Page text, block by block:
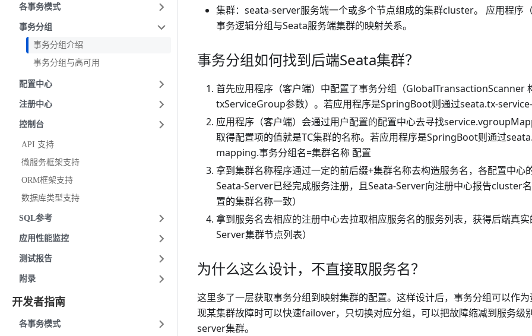
各事务模式
事务分组
事务分组介绍
事务分组与高可用
配置中心
注册中心
控制台
API 支持
微服务框架支持
ORM框架支持
数据库类型支持
SQL参考
应用性能监控
测试报告
附录
开发者指南
各事务模式
集群：seata-server服务端一个或多个节点组成的集群cluster。 应用程序
事务逻辑分组与Seata服务端集群的映射关系。
事务分组如何找到后端Seata集群？
首先应用程序（客户端）中配置了事务分组（GlobalTransactionScanner
txServiceGroup参数）。若应用程序是SpringBoot则通过seata.tx-
应用程序（客户端）会通过用户配置的配置中心去寻找
取得配置项的值就是TC集群的名称。若应用程序是SpringBoot则通过
mapping.事务分组名=集群名称 配置
拿到集群名称程序通过一定的前后缀+集群名称去构造服务名，各配置中心
Seata-Server已经完成服务注册，且Seata-Server向注册中心报告cluster
置的集群名称一致）
拿到服务名去相应的注册中心去拉取相应服务名的服务列表，获得后端真
Server集群节点列表）
为什么这么设计，不直接取服务名？
这里多了一层获取事务分组到映射集群的配置。这样设计后，事务分组可以作
现某集群故障时可以快速failover，只切换对应分组，可以把故障缩减到服务级
server集群。